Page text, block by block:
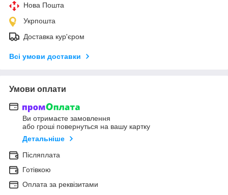
Нова Пошта
Укрпошта
Доставка кур'єром
Всі умови доставки
Умови оплати
Ви отримаєте замовлення
або гроші повернуться на вашу картку
Детальніше
Післяплата
Готівкою
Оплата за реквізитами